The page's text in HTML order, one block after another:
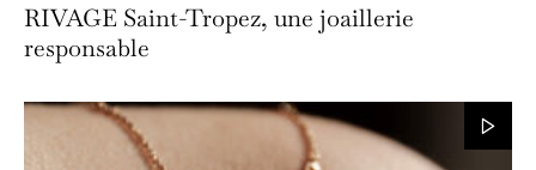
RIVAGE Saint-Tropez, une joaillerie
responsable